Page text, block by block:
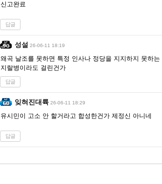
신고완료
답글
성설 26-06-11 18:19
왜곡 날조를 못하면 특정 인사나 정당을 지지하지 못하는
지랄병이라도 걸린건가
답글
잊혀진대륙 26-06-11 18:29
유시민이 고소 안 할거라고 합성한건가 제정신 아니네
답글